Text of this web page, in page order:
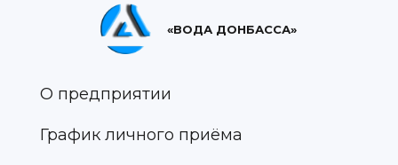
«ВОДА ДОНБАССА»
О предприятии
График личного приёма